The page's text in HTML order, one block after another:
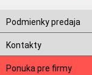
Podmienky predaja
Kontakty
Ponuka pre firmy